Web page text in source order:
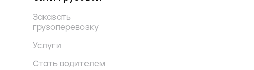
Заказать
грузоперевозку
Услуги
Стать водителем